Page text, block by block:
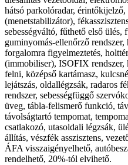
hátsó parkolóradar, érintőkijelző,
(menetstabilizátor),
sebességváltó, fűthető első
guminyomás-ellenőrző
forgalomra figyelmeztetés,
(immobiliser), ISOFIX rendszer,
felni, középső kartámasz,
lejátszás, oldallégzsák, radaros
rendszer, sebességfüggő
üveg, tábla-felismerő funkció,
távolságtartó tempomat,
csatlakozó, utasoldali légzsák,
állítás, vészfék asszisztens,
ÁFA visszaigényelhető,
rendelhető, 20%-tól elvihető.